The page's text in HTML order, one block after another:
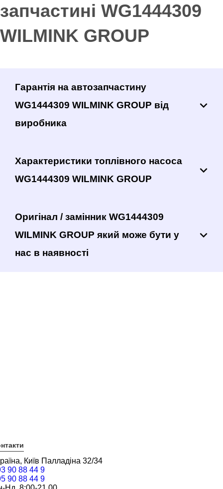
запчастині WG1444309
WILMINK GROUP
Гарантія на автозапчастину
WG1444309 WILMINK GROUP від
виробника
Характеристики топлівного насоса
WG1444309 WILMINK GROUP
Оригінал / замінник WG1444309
WILMINK GROUP який може бути у
нас в наявності
Київ Палладіна 32/34
90 88 44 9
90 88 44 9